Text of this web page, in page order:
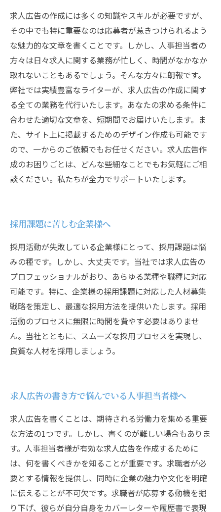
求人広告の作成には多くの知識やスキルが必要ですが、
その中でも特に重要なのは応募者が惹きつけられるよう
な魅力的な文章を書くことです。しかし、人事担当者の
方々は日々求人に関する業務が忙しく、時間がなかなか
取れないこともあるでしょう。そんな方々に朗報です。
弊社では実績豊富なライターが、求人広告の作成に関す
る全ての業務を代行いたします。あなたの求める条件に
合わせた適切な文章を、短期間でお届けいたします。ま
た、サイト上に掲載するためのデザイン作成も可能です
ので、一からのご依頼でもお任せください。求人広告作
成のお困りごとは、どんな些細なことでもお気軽にご相
談ください。私たちが全力でサポートいたします。
採用課題に苦しむ企業様へ
採用活動が失敗している企業様にとって、採用課題は悩
みの種です。しかし、大丈夫です。当社では求人広告の
プロフェッショナルがおり、あらゆる業種や職種に対応
可能です。特に、企業様の採用課題に対応した人材募集
戦略を策定し、最適な採用方法を提供いたします。採用
活動のプロセスに無限に時間を費やす必要はありませ
ん。当社とともに、スムーズな採用プロセスを実現し、
良質な人材を採用しましょう。
求人広告の書き方で悩んでいる人事担当者様へ
求人広告を書くことは、期待される労働力を集める重要
な方法の1つです。しかし、書くのが難しい場合もありま
す。人事担当者様が有効な求人広告を作成するために
は、何を書くべきかを知ることが重要です。求職者が必
要とする情報を提供し、同時に企業の魅力や文化を明確
に伝えることが不可欠です。求職者が応募する動機を掘
り下げ、彼らが自分自身をカバーレターや履歴書で表現